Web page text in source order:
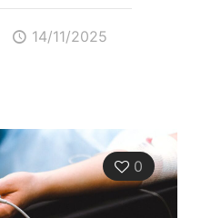
14/11/2025
0